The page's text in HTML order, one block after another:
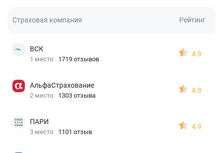
Страховая компания Рейтинг
ВСК
1 место 1719 отзывов
4.9
АльфаСтрахование
2 место 1303 отзыва
4.8
ПАРИ
3 место 1101 отзыв
4.9